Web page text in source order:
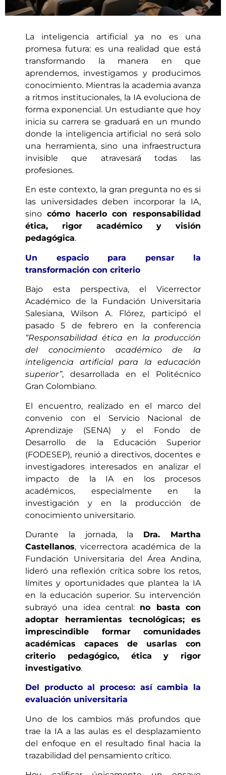
La inteligencia artificial ya no es una
promesa futura: es una realidad que está
transformando la manera en que
aprendemos, investigamos y producimos
conocimiento. Mientras la academia avanza
a ritmos institucionales, la IA evoluciona de
forma exponencial. Un estudiante que hoy
inicia su carrera se graduará en un mundo
donde la inteligencia artificial no será solo
una herramienta, sino una infraestructura
invisible que atravesará todas las
profesiones.
En este contexto, la gran pregunta no es si
las universidades deben incorporar la IA,
sino cómo hacerlo con responsabilidad
ética, rigor académico y visión
pedagógica.
Un espacio para pensar la
transformación con criterio
Bajo esta perspectiva, el Vicerrector
Académico de la Fundación Universitaria
Salesiana, Wilson A. Flórez, participó el
pasado 5 de febrero en la conferencia
“Responsabilidad ética en la producción
del conocimiento académico de la
inteligencia artificial para la educación
superior”, desarrollada en el Politécnico
Gran Colombiano.
El encuentro, realizado en el marco del
convenio con el Servicio Nacional de
Aprendizaje (SENA) y el Fondo de
Desarrollo de la Educación Superior
(FODESEP), reunió a directivos, docentes e
investigadores interesados en analizar el
impacto de la IA en los procesos
académicos, especialmente en la
investigación y en la producción de
conocimiento universitario.
Durante la jornada, la Dra. Martha
Castellanos, vicerrectora académica de la
Fundación Universitaria del Área Andina,
lideró una reflexión crítica sobre los retos,
límites y oportunidades que plantea la IA
en la educación superior. Su intervención
subrayó una idea central: no basta con
adoptar herramientas tecnológicas; es
imprescindible formar comunidades
académicas capaces de usarlas con
criterio pedagógico, ética y rigor
investigativo.
Del producto al proceso: así cambia la
evaluación universitaria
Uno de los cambios más profundos que
trae la IA a las aulas es el desplazamiento
del enfoque en el resultado final hacia la
trazabilidad del pensamiento crítico.